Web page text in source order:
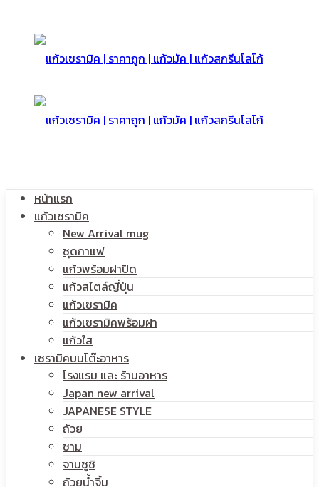
แก้ว
สกรีน
|
แก้ว
สกรีน
หน้าแรก
แก้วเซรามิค
New Arrival mug
ชุดกาแฟ
แก้วพร้อมฝาปิด
แก้วสไตล์ญี่ปุ่น
แก้วเซรามิค
แก้วเซรามิคพร้อมฝา
แก้วใส
เซรามิคบนโต๊ะอาหาร
โรงแรม และ ร้านอาหาร
Japan new arrival
JAPANESE STYLE
ถ้วย
ชาม
จานซูชิ
ถ้วยน้ำจิ้ม